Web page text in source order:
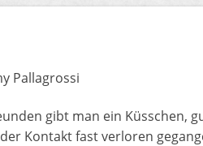
Pallagrossi
gibt man ein Küsschen,
Kontakt fast verloren